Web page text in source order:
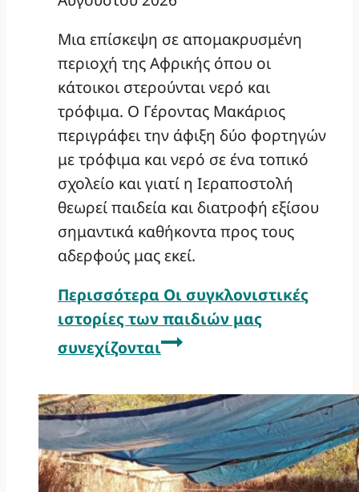
Μια επίσκεψη σε απομακρυσμένη
περιοχή της Αφρικής όπου οι
κάτοικοι στερούνται νερό και
τρόφιμα. Ο Γέροντας Μακάριος
περιγράφει την άφιξη δύο φορτηγών
με τρόφιμα και νερό σε ένα τοπικό
σχολείο και γιατί η Ιεραποστολή
θεωρεί παιδεία και διατροφή εξίσου
σημαντικά καθήκοντα προς τους
αδερφούς μας εκεί.
Περισσότερα Οι συγκλονιστικές
ιστορίες των παιδιών μας
συνεχίζονται